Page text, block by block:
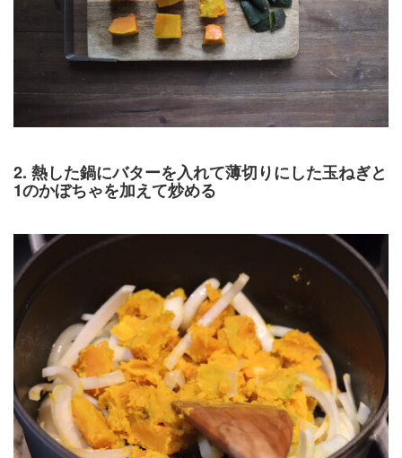
2. 熱した鍋にバターを入れて薄切りにした玉ねぎと
1のかぼちゃを加えて炒める